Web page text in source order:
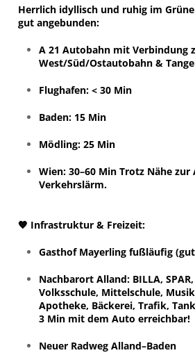
Herrlich idyllisch und ruhig im
gut angebunden:
A 21 Autobahn mit Verbindung
West/Süd/Ostautobahn &
Flughafen: < 30 Min
Baden: 15 Min
Mödling: 25 Min
Wien: 30–60 Min Trotz Nähe
Verkehrslärm.
🧡 Infrastruktur & Freizeit:
Gasthof Mayerling fußläufig
Nachbarort Alland: BILLA,
Volksschule, Mittelschule,
Apotheke, Bäckerei, Trafik,
3 Min mit dem Auto erreichbar!
Neuer Radweg Alland–Baden